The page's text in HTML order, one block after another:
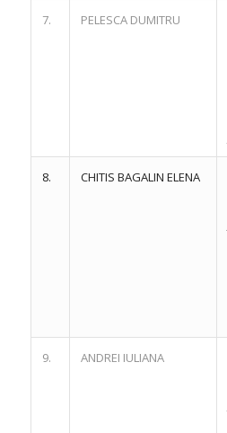
7. PELESCA DUMITRU
8. CHITIS BAGALIN ELENA
9. ANDREI IULIANA